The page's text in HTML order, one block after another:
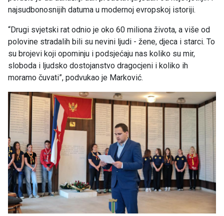
najsudbonosnijih datuma u modernoj evropskoj istoriji.
“Drugi svjetski rat odnio je oko 60 miliona života, a više od
polovine stradalih bili su nevini ljudi - žene, djeca i starci. To
su brojevi koji opominju i podsjećaju nas koliko su mir,
sloboda i ljudsko dostojanstvo dragocjeni i koliko ih
moramo čuvati”, podvukao je Marković.